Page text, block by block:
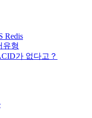
Redis
유형
가 없다고？